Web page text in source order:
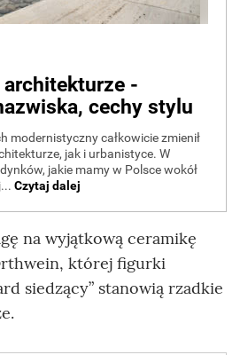
na wyjątkową ceramikę
której figurki
siedzący” stanowią rzadkie